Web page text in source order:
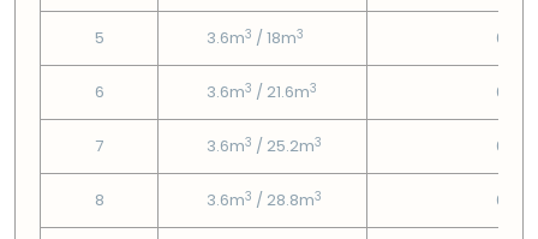
5 3.6m3 / 18m3 0.77€
6 3.6m3 / 21.6m3 0.77€
7 3.6m3 / 25.2m3 0.77€
8 3.6m3 / 28.8m3 0.77€